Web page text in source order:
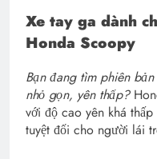
Xe tay ga dành
Honda Scoopy
Bạn đang tìm phiên
nhỏ gọn, yên thấp?
với độ cao yên khá
tuyệt đối cho người lái